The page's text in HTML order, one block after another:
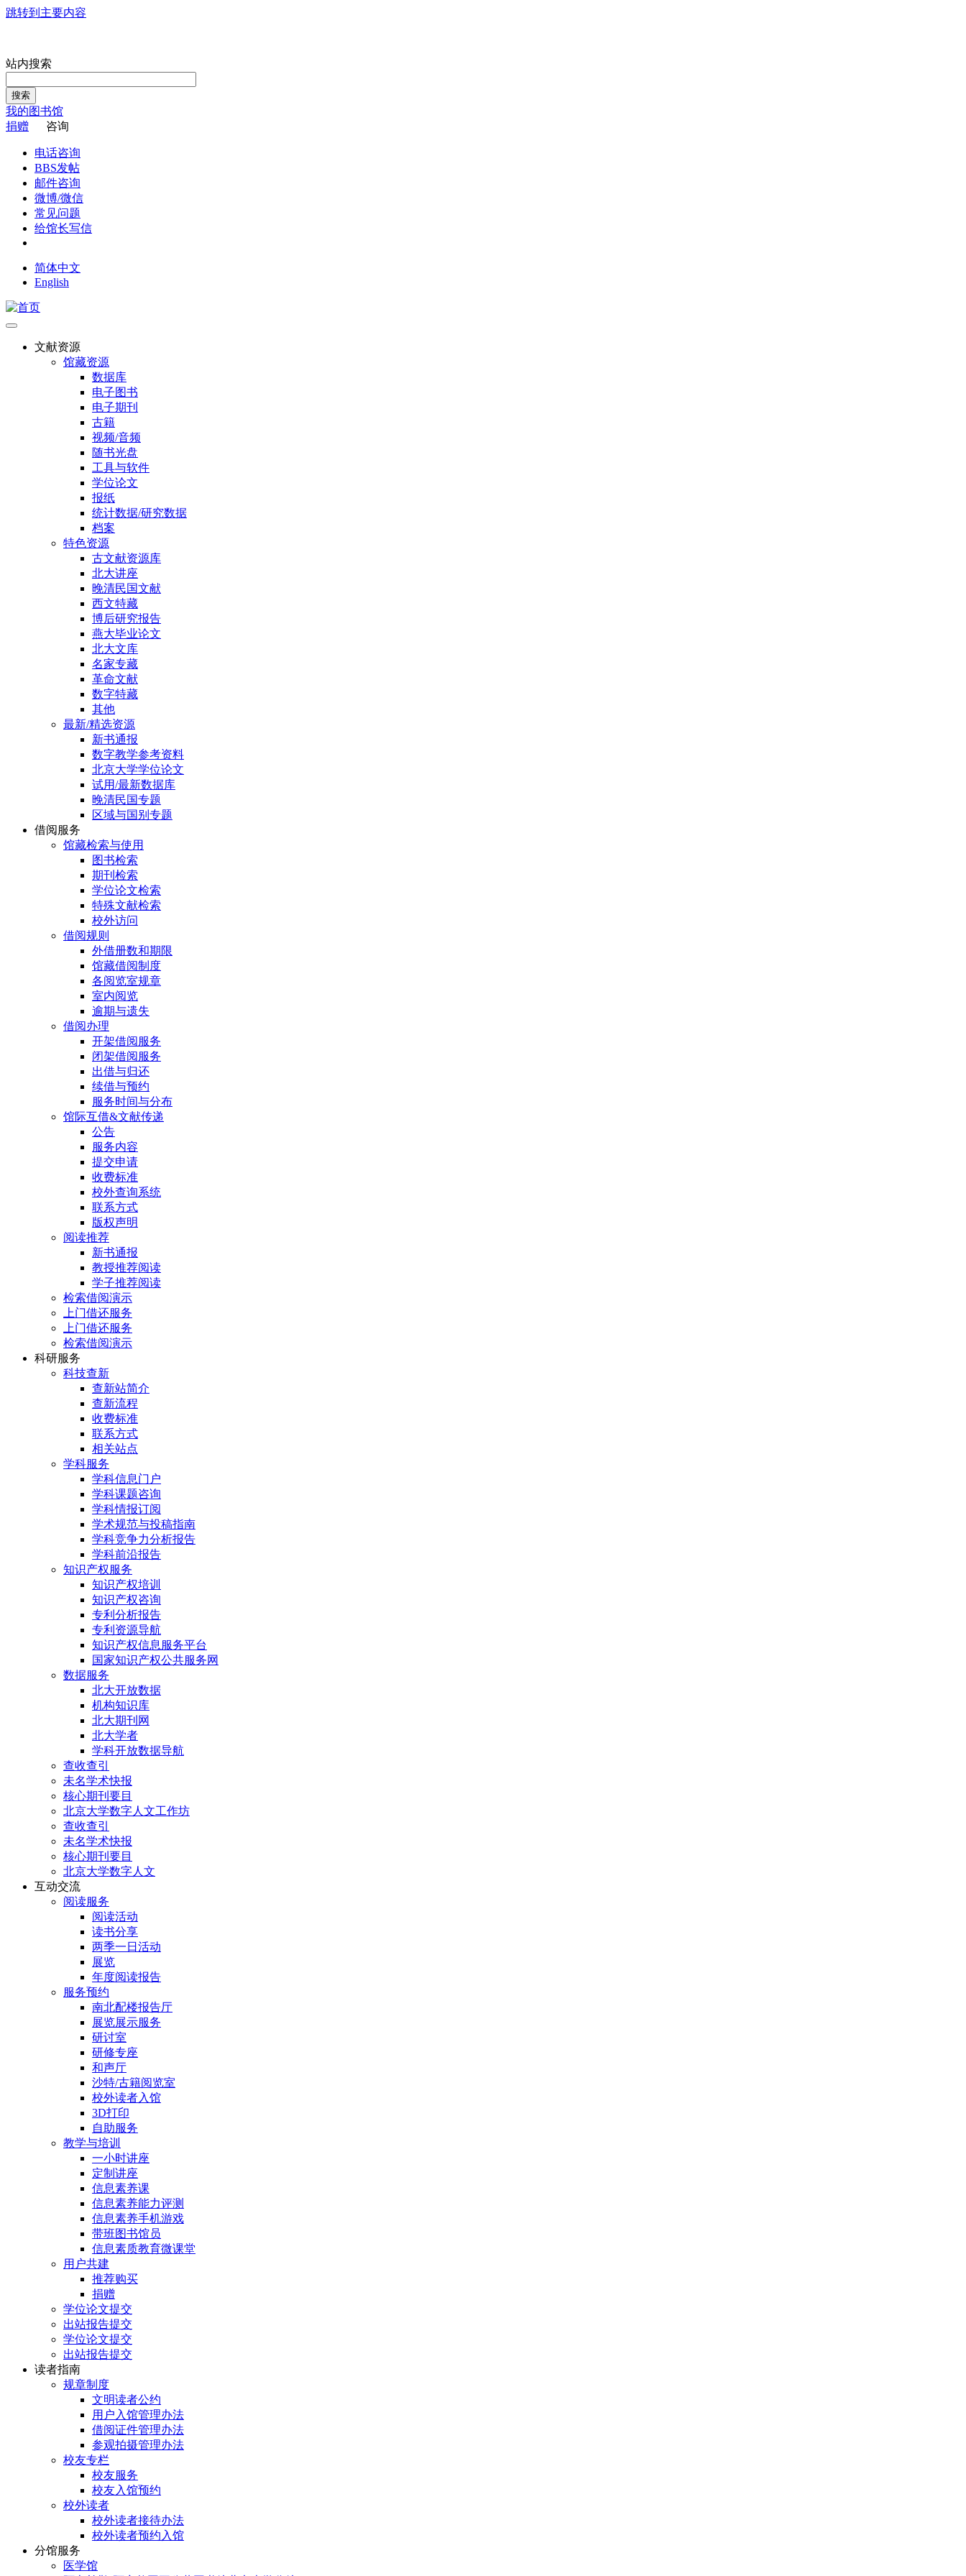
跳转到主要内容
站内搜索
搜索
我的图书馆
捐赠
咨询
电话咨询
BBS发帖
邮件咨询
微博/微信
常见问题
给馆长写信
简体中文
English
文献资源
馆藏资源
数据库
电子图书
电子期刊
古籍
视频/音频
随书光盘
工具与软件
学位论文
报纸
统计数据/研究数据
档案
特色资源
古文献资源库
北大讲座
晚清民国文献
西文特藏
博后研究报告
燕大毕业论文
北大文库
名家专藏
革命文献
数字特藏
其他
最新/精选资源
新书通报
数字教学参考资料
北京大学学位论文
试用/最新数据库
晚清民国专题
区域与国别专题
借阅服务
馆藏检索与使用
图书检索
期刊检索
学位论文检索
特殊文献检索
校外访问
借阅规则
外借册数和期限
馆藏借阅制度
各阅览室规章
室内阅览
逾期与遗失
借阅办理
开架借阅服务
闭架借阅服务
出借与归还
续借与预约
服务时间与分布
馆际互借&文献传递
公告
服务内容
提交申请
收费标准
校外查询系统
联系方式
版权声明
阅读推荐
新书通报
教授推荐阅读
学子推荐阅读
检索借阅演示
上门借还服务
上门借还服务
检索借阅演示
科研服务
科技查新
查新站简介
查新流程
收费标准
联系方式
相关站点
学科服务
学科信息门户
学科课题咨询
学科情报订阅
学术规范与投稿指南
学科竞争力分析报告
学科前沿报告
知识产权服务
知识产权培训
知识产权咨询
专利分析报告
专利资源导航
知识产权信息服务平台
国家知识产权公共服务网
数据服务
北大开放数据
机构知识库
北大期刊网
北大学者
学科开放数据导航
查收查引
未名学术快报
核心期刊要目
北京大学数字人文工作坊
查收查引
未名学术快报
核心期刊要目
北京大学数字人文
互动交流
阅读服务
阅读活动
读书分享
两季一日活动
展览
年度阅读报告
服务预约
南北配楼报告厅
展览展示服务
研讨室
研修专座
和声厅
沙特/古籍阅览室
校外读者入馆
3D打印
自助服务
教学与培训
一小时讲座
定制讲座
信息素养课
信息素养能力评测
信息素养手机游戏
带班图书馆员
信息素质教育微课堂
用户共建
推荐购买
捐赠
学位论文提交
出站报告提交
学位论文提交
出站报告提交
读者指南
规章制度
文明读者公约
用户入馆管理办法
借阅证件管理办法
参观拍摄管理办法
校友专栏
校友服务
校友入馆预约
校外读者
校外读者接待办法
校外读者预约入馆
分馆服务
医学馆